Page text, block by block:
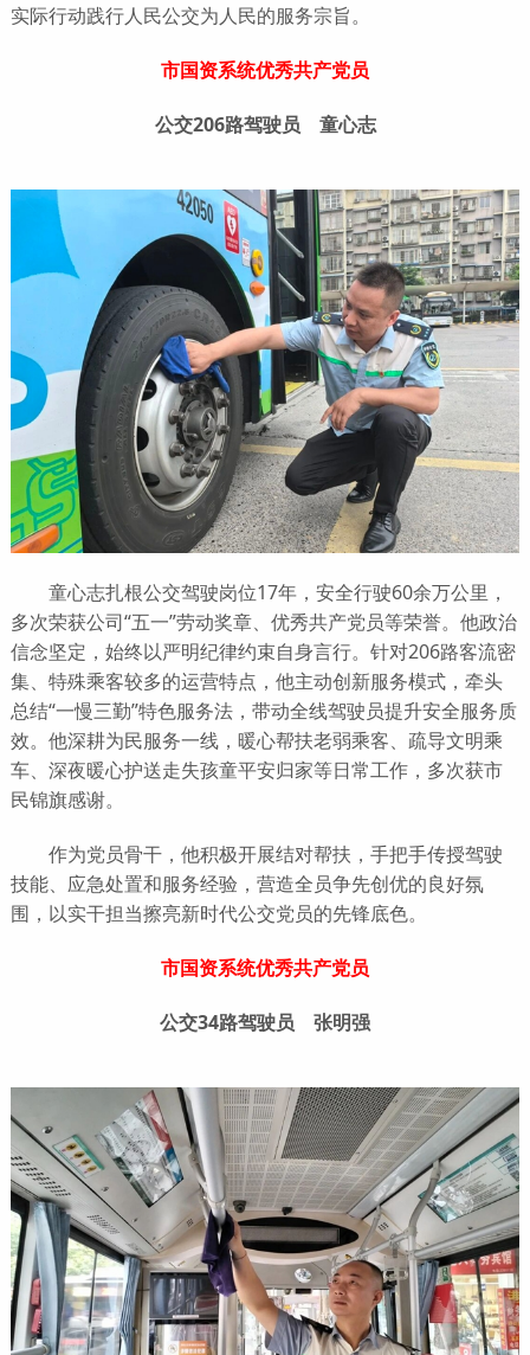
实际行动践行人民公交为人民的服务宗旨。
市国资系统优秀共产党员
公交206路驾驶员 童心志
童心志扎根公交驾驶岗位17年，安全行驶60余万公里，
多次荣获公司“五一”劳动奖章、优秀共产党员等荣誉。他政治
信念坚定，始终以严明纪律约束自身言行。针对206路客流密
集、特殊乘客较多的运营特点，他主动创新服务模式，牵头
总结“一慢三勤”特色服务法，带动全线驾驶员提升安全服务质
效。他深耕为民服务一线，暖心帮扶老弱乘客、疏导文明乘
车、深夜暖心护送走失孩童平安归家等日常工作，多次获市
民锦旗感谢。
作为党员骨干，他积极开展结对帮扶，手把手传授驾驶
技能、应急处置和服务经验，营造全员争先创优的良好氛
围，以实干担当擦亮新时代公交党员的先锋底色。
市国资系统优秀共产党员
公交34路驾驶员 张明强